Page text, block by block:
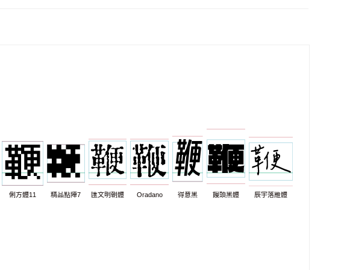
俐方體11 精品點陣7 匯文明朝體 Oradano 得意黑 饅頭黑體 辰宇落雁體